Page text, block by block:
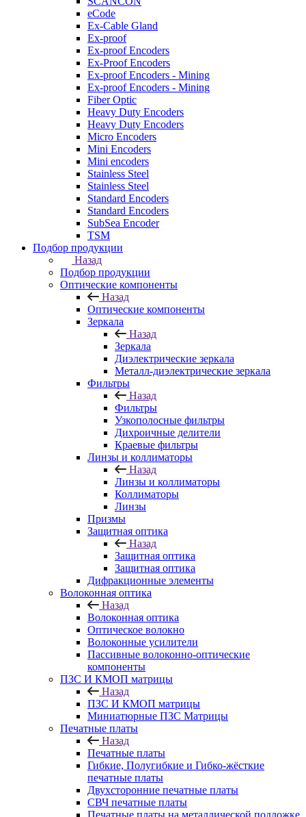
eCode
Ex-Cable Gland
Ex-proof
Ex-proof Encoders
Ex-Proof Encoders
Ex-proof Encoders - Mining
Ex-proof Encoders - Mining
Fiber Optic
Heavy Duty Encoders
Heavy Duty Encoders
Micro Encoders
Mini Encoders
Mini encoders
Stainless Steel
Stainless Steel
Standard Encoders
Standard Encoders
SubSea Encoder
TSM
Подбор продукции
Назад
Подбор продукции
Оптические компоненты
Назад
Оптические компоненты
Зеркала
Назад
Зеркала
Диэлектрические зеркала
Металл-диэлектрические зеркала
Фильтры
Назад
Фильтры
Узкополосные фильтры
Дихроичные делители
Краевые фильтры
Линзы и коллиматоры
Назад
Линзы и коллиматоры
Коллиматоры
Линзы
Призмы
Защитная оптика
Назад
Защитная оптика
Защитная оптика
Дифракционные элементы
Волоконная оптика
Назад
Волоконная оптика
Оптическое волокно
Волоконные усилители
Пассивные волоконно-оптические
компоненты
ПЗС И КМОП матрицы
Назад
ПЗС И КМОП матрицы
Миниатюрные ПЗС Матрицы
Печатные платы
Назад
Печатные платы
Гибкие, Полугибкие и Гибко-жёсткие
печатные платы
Двухсторонние печатные платы
СВЧ печатные платы
Печатные платы на металлической подложке